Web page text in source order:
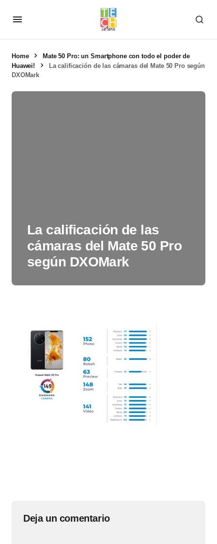
Home
Mate 50 Pro: un Smartphone con todo el poder de
Huawei!
La calificación de las cámaras del Mate 50 Pro según
DXOMark
La calificación de las
cámaras del Mate 50 Pro
según DXOMark
Deja un comentario